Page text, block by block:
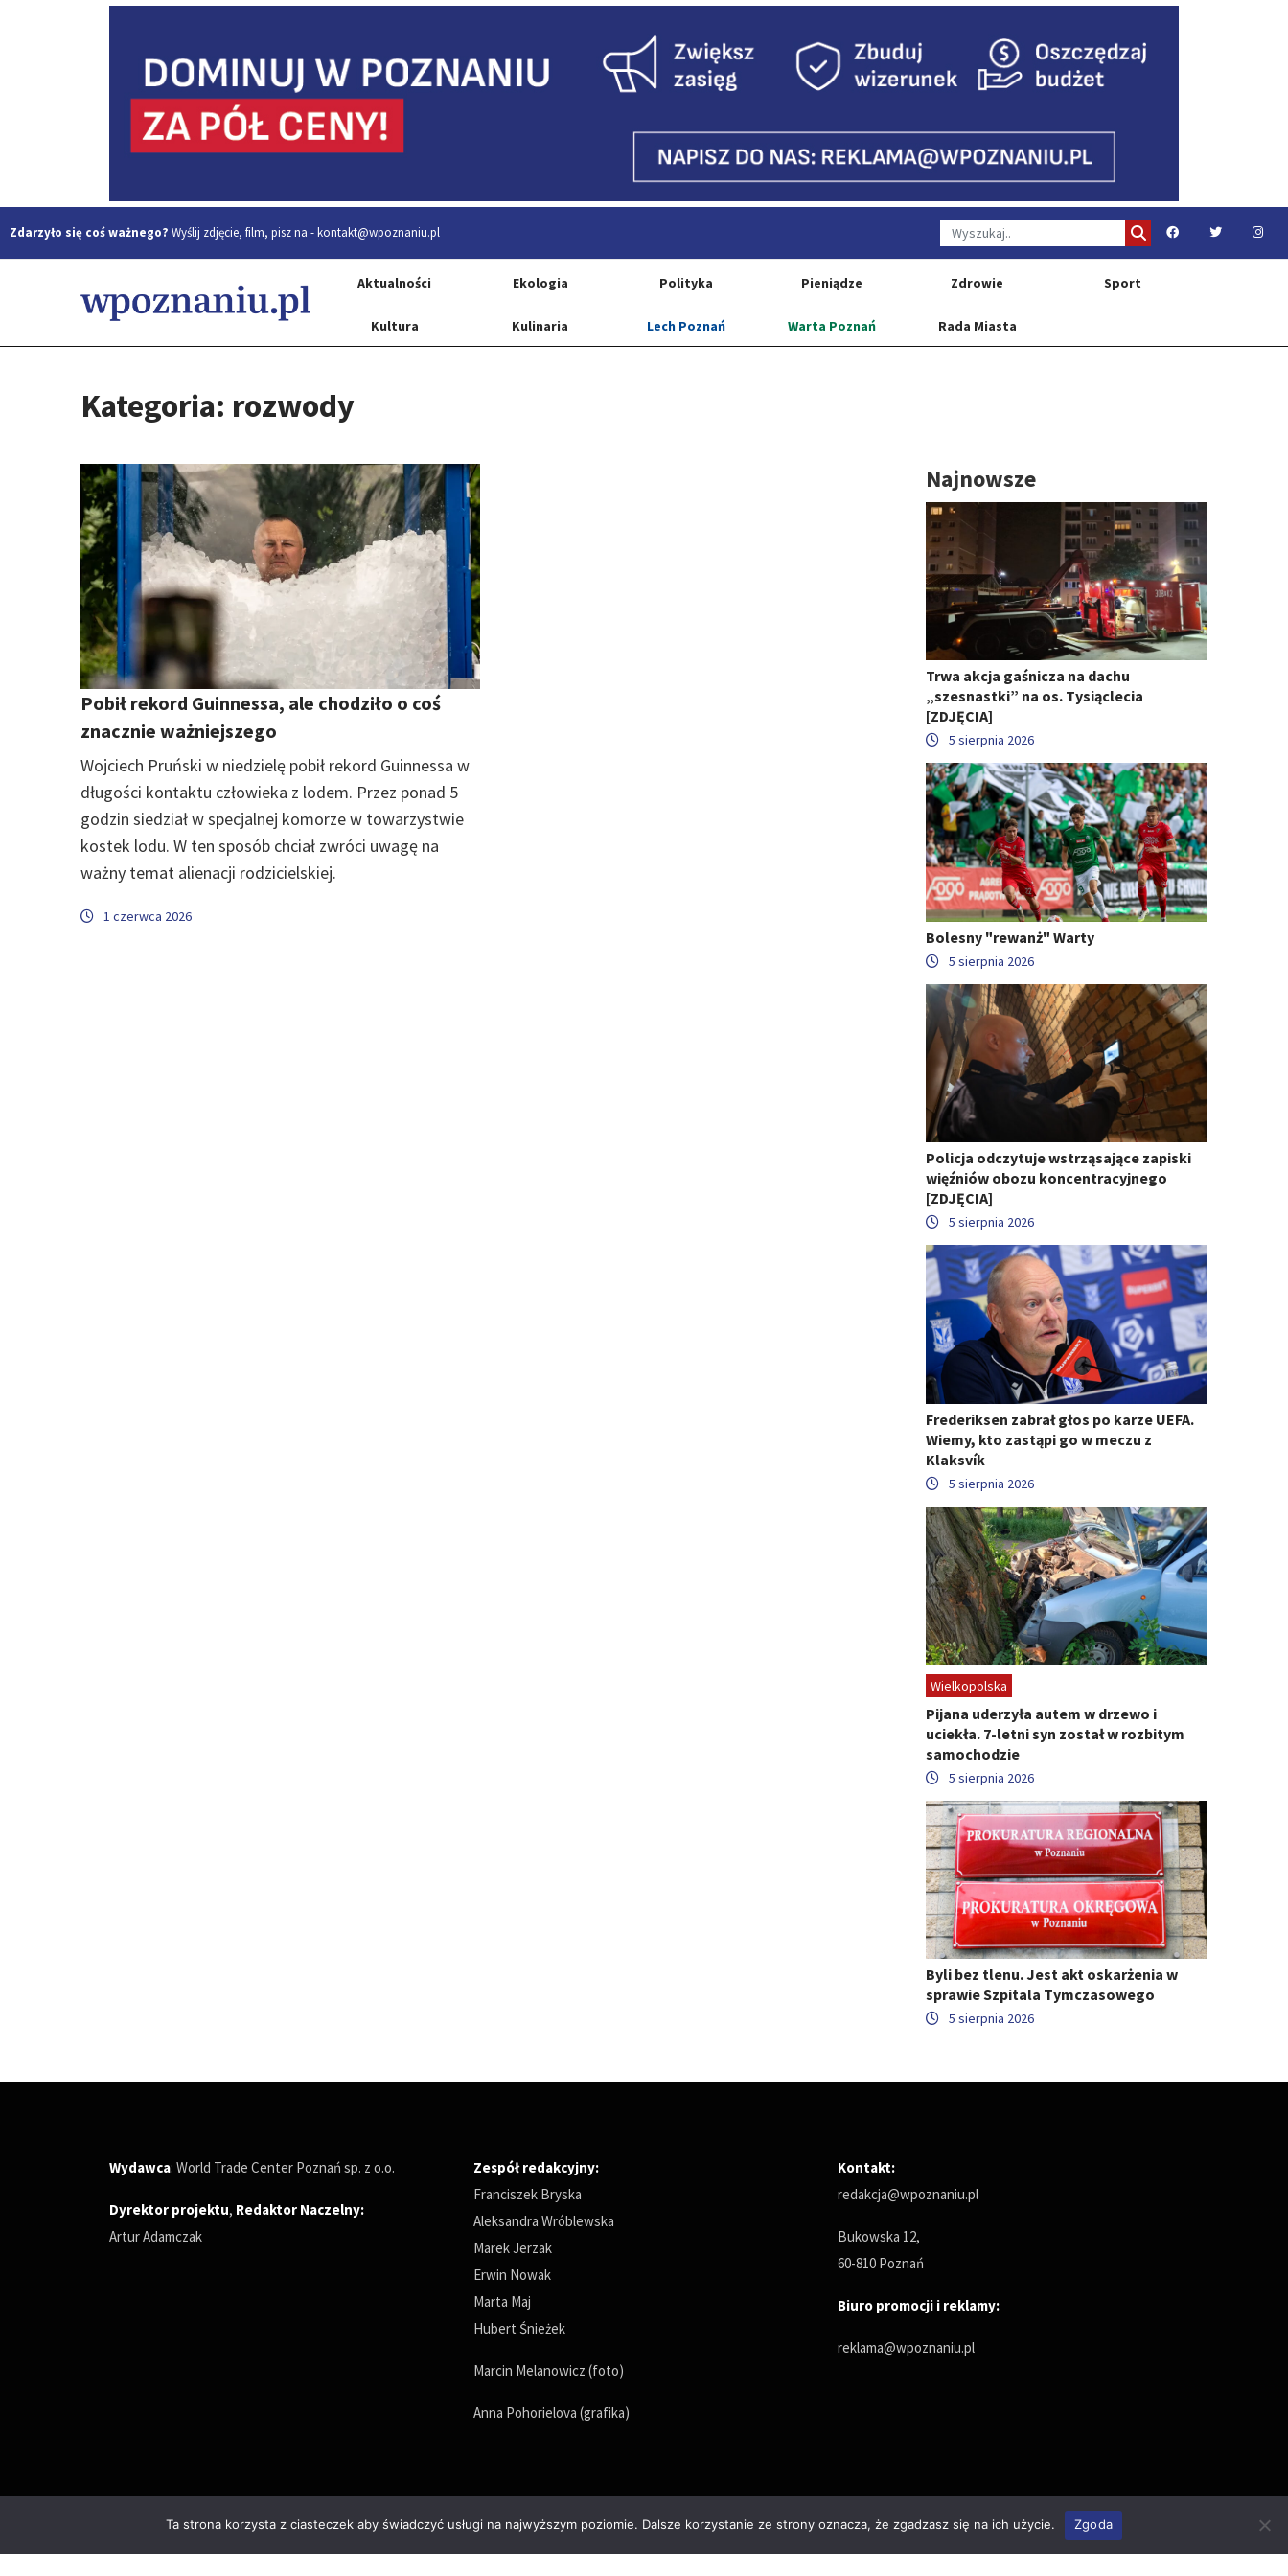
Zdarzyło się coś ważnego? Wyślij zdjęcie, film, pisz na -kontakt@wpoznaniu.pl
Aktualności Ekologia Polityka Pieniądze Zdrowie Sport
Kultura Kulinaria Lech Poznań Warta Poznań Rada Miasta
Kategoria: rozwody
Pobił rekord Guinnessa, ale chodziło o coś
znacznie ważniejszego
Wojciech Pruński w niedzielę pobił rekord Guinnessa w
długości kontaktu człowieka z lodem. Przez ponad 5
godzin siedział w specjalnej komorze w towarzystwie
kostek lodu. W ten sposób chciał zwróci uwagę na
ważny temat alienacji rodzicielskiej.
1 czerwca 2026
Najnowsze
Trwa akcja gaśnicza na dachu
„szesnastki” na os. Tysiąclecia
[ZDJĘCIA]
5 sierpnia 2026
Bolesny "rewanż" Warty
5 sierpnia 2026
Policja odczytuje wstrząsające zapiski
więźniów obozu koncentracyjnego
[ZDJĘCIA]
5 sierpnia 2026
Frederiksen zabrał głos po karze UEFA.
Wiemy, kto zastąpi go w meczu z
Klaksvík
5 sierpnia 2026
Wielkopolska
Pijana uderzyła autem w drzewo i
uciekła. 7-letni syn został w rozbitym
samochodzie
5 sierpnia 2026
Byli bez tlenu. Jest akt oskarżenia w
sprawie Szpitala Tymczasowego
5 sierpnia 2026
Wydawca: World Trade Center Poznań sp. z o.o.
Dyrektor projektu, Redaktor Naczelny:
Artur Adamczak
Zespół redakcyjny:
Franciszek Bryska
Aleksandra Wróblewska
Marek Jerzak
Erwin Nowak
Marta Maj
Hubert Śnieżek
Marcin Melanowicz (foto)
Anna Pohorielova (grafika)
Kontakt:
redakcja@wpoznaniu.pl
Bukowska 12,
60-810 Poznań
Biuro promocji i reklamy:
reklama@wpoznaniu.pl
Ta strona korzysta z ciasteczek aby świadczyć usługi na najwyższym poziomie. Dalsze korzystanie ze strony oznacza, że zgadzasz się na ich użycie. Zgoda